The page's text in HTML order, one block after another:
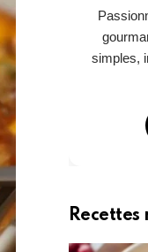
simples,
Recettes